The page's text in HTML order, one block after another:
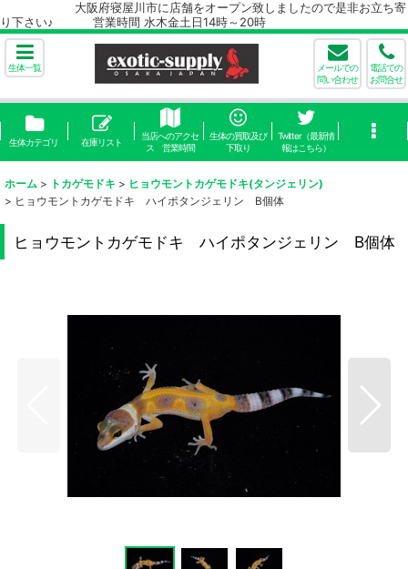
大阪府寝屋川市に店舗をオープン致しましたので是非お立ち寄
り下さい♪ 営業時間 水木金土日14時～20時
生体一覧
メールでの
問い合わせ
電話での
お問合せ
生体カテゴリ 在庫リスト
当店へのアクセ
ス 営業時間
生体の買取及び
下取り
Twitter（最新情
報はこちら）
ホーム > トカゲモドキ > ヒョウモントカゲモドキ(タンジェリン)
> ヒョウモントカゲモドキ ハイポタンジェリン B個体
ヒョウモントカゲモドキ ハイポタンジェリン B個体